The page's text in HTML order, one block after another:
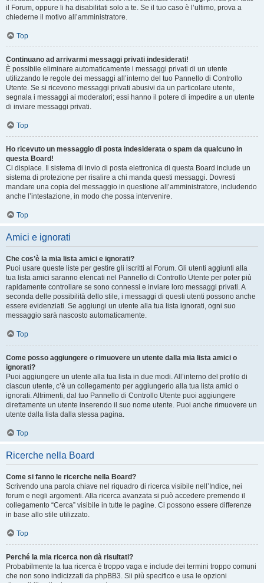
il Forum, oppure li ha disabilitati solo a te. Se il tuo caso è l’ultimo, prova a
chiederne il motivo all’amministratore.
Top
Continuano ad arrivarmi messaggi privati indesiderati!
È possibile eliminare automaticamente i messaggi privati ​​di un utente
utilizzando le regole dei messaggi all’interno del tuo Pannello di Controllo
Utente. Se si ricevono messaggi privati ​​abusivi da un particolare utente,
segnala i messaggi ai moderatori; essi hanno il potere di impedire a un utente
di inviare messaggi privati​​.
Top
Ho ricevuto un messaggio di posta indesiderata o spam da qualcuno in
questa Board!
Ci dispiace. Il sistema di invio di posta elettronica di questa Board include un
sistema di protezione per risalire a chi manda questi messaggi. Dovresti
mandare una copia del messaggio in questione all’amministratore, includendo
anche l’intestazione, in modo che possa intervenire.
Top
Amici e ignorati
Che cos’è la mia lista amici e ignorati?
Puoi usare queste liste per gestire gli iscritti al Forum. Gli utenti aggiunti alla
tua lista amici saranno elencati nel Pannello di Controllo Utente per poter più
rapidamente controllare se sono connessi e inviare loro messaggi privati. A
seconda delle possibilità dello stile, i messaggi di questi utenti possono anche
essere evidenziati. Se aggiungi un utente alla tua lista ignorati, ogni suo
messaggio sarà nascosto automaticamente.
Top
Come posso aggiungere o rimuovere un utente dalla mia lista amici o
ignorati?
Puoi aggiungere un utente alla tua lista in due modi. All’interno del profilo di
ciascun utente, c’è un collegamento per aggiungerlo alla tua lista amici o
ignorati. Altrimenti, dal tuo Pannello di Controllo Utente puoi aggiungere
direttamente un utente inserendo il suo nome utente. Puoi anche rimuovere un
utente dalla lista dalla stessa pagina.
Top
Ricerche nella Board
Come si fanno le ricerche nella Board?
Scrivendo una parola chiave nel riquadro di ricerca visibile nell’Indice, nei
forum e negli argomenti. Alla ricerca avanzata si può accedere premendo il
collegamento “Cerca” visibile in tutte le pagine. Ci possono essere differenze
in base allo stile utilizzato.
Top
Perché la mia ricerca non dà risultati?
Probabilmente la tua ricerca è troppo vaga e include dei termini troppo comuni
che non sono indicizzati da phpBB3. Sii più specifico e usa le opzioni